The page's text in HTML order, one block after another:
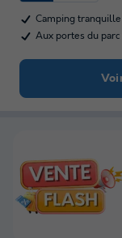
Camping
Aux portes du